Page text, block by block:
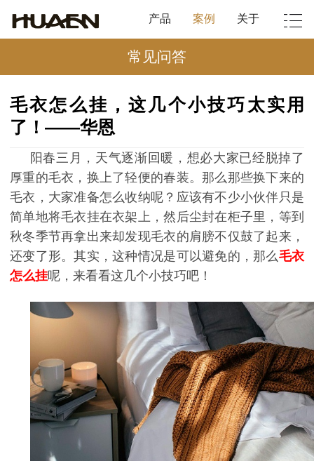
产品 案例 关于
常见问答
毛衣怎么挂，这几个小技巧太实用
了！——华恩
阳春三月，天气逐渐回暖，想必大家已经脱掉了
厚重的毛衣，换上了轻便的春装。那么那些换下来的
毛衣，大家准备怎么收纳呢？应该有不少小伙伴只是
简单地将毛衣挂在衣架上，然后尘封在柜子里，等到
秋冬季节再拿出来却发现毛衣的肩膀不仅鼓了起来，
还变了形。其实，这种情况是可以避免的，那么毛衣
怎么挂呢，来看看这几个小技巧吧！